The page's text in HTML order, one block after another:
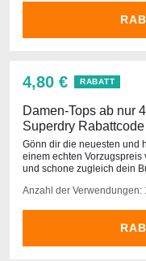
4,80 € RABATT
Damen-Tops ab nur
Superdry Rabattcode
Gönn dir die neuesten und
einem echten
und schone zugleich dein
Anzahl der Verwendungen: